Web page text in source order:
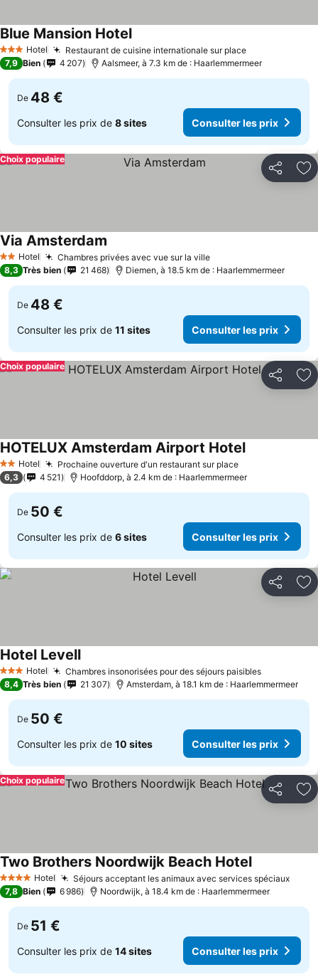
3 ÉtoilesHotel Restaurant de cuisine internationale sur place
Blue Mansion Hotel
7,9 Bien 4 207 Aalsmeer, à 7.3 km de : Haarlemmermeer
De 48 €
Consulter les prix de 8 sites Consulter les prix
Partager
Choix populaire
2 Étoiles
Hotel Chambres privées avec vue sur la ville
Via Amsterdam
8,3 Très bien 21 468 Diemen, à 18.5 km de : Haarlemmermeer
De 48 €
Consulter les prix de 11 sites Consulter les prix
Partager
Choix populaire
2 Étoiles
Hotel Prochaine ouverture d'un restaurant sur place
HOTELUX Amsterdam Airport Hotel
6,3 4 521 Hoofddorp, à 2.4 km de : Haarlemmermeer
De 50 €
Consulter les prix de 6 sites Consulter les prix
Partager
3 ÉtoilesHotel Chambres insonorisées pour des séjours paisibles
Hotel Levell
8,4 Très bien 21 307 Amsterdam, à 18.1 km de : Haarlemmermeer
De 50 €
Consulter les prix de 10 sites Consulter les prix
Partager
Choix populaire
4 Étoiles Hotel Séjours acceptant les animaux avec services spéciaux
Two Brothers Noordwijk Beach Hotel
7,8 Bien 6 986 Noordwijk, à 18.4 km de : Haarlemmermeer
De 51 €
Consulter les prix de 14 sites Consulter les prix